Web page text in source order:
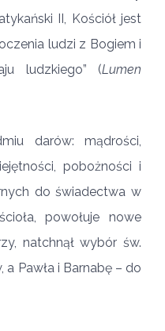
II, Kościół jest
ludzi z Bogiem i
ludzkiego” (Lumen
darów: mądrości,
pobożności i
do świadectwa w
powołuje nowe
natchnął wybór św.
a Pawła i Barnabę – do